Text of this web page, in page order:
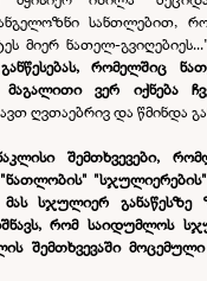
სანთლებით,
მიერ ნათელ-გვიღებიეს..."
რომელშიც
მაგალითი ვერ იქნება
ღვთაებრივ და წმინდა
შემთხვევები,
"სჯულიერების"
სჯულიერ განაწესზე
რომ საიდუმლოს
შემთხვევაში